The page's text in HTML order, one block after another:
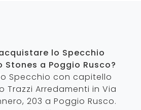
lo Specchio
a Poggio Rusco?
Specchio con capitello
Trazzi Arredamenti in Via
203 a Poggio Rusco.